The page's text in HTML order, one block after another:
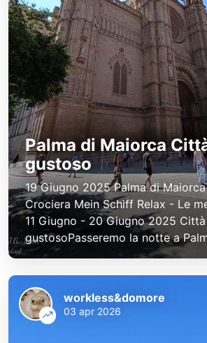
Palma di Maiorca
gustoso
19 Giugno 2025 Palma di
Crociera Mein Schiff Relax - Le
11 Giugno - 20 Giugno 2025
gustosoPasseremo la notte a
workless&domore
03 apr 2026